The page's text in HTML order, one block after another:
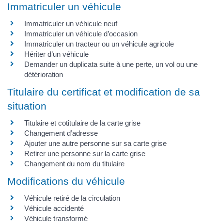
Immatriculer un véhicule
Immatriculer un véhicule neuf
Immatriculer un véhicule d’occasion
Immatriculer un tracteur ou un véhicule agricole
Hériter d’un véhicule
Demander un duplicata suite à une perte, un vol ou une
détérioration
Titulaire du certificat et modification de sa
situation
Titulaire et cotitulaire de la carte grise
Changement d’adresse
Ajouter une autre personne sur sa carte grise
Retirer une personne sur la carte grise
Changement du nom du titulaire
Modifications du véhicule
Véhicule retiré de la circulation
Véhicule accidenté
Véhicule transformé